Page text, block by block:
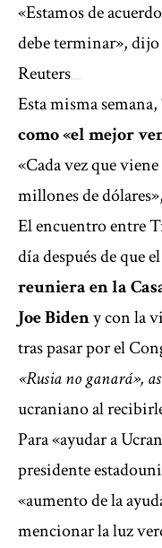
«Estamos de
debe terminar»,
Reuters
Esta misma
como «el mejor
«Cada vez que
millones de
El encuentro entre
día después de que
reuniera en la
Joe Bideny con la
tras pasar por el
«Rusia no ganará»,
ucraniano al
Para «ayudar a
presidente
«aumento de la
mencionar la luz